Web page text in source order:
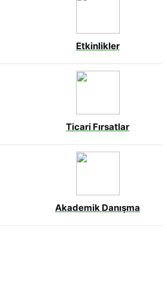
Etkinlikler
Ticari Fırsatlar
Akademik Danışma